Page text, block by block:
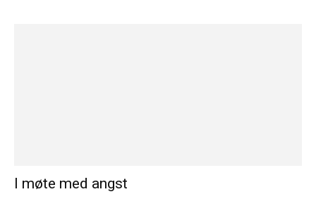
I møte med angst